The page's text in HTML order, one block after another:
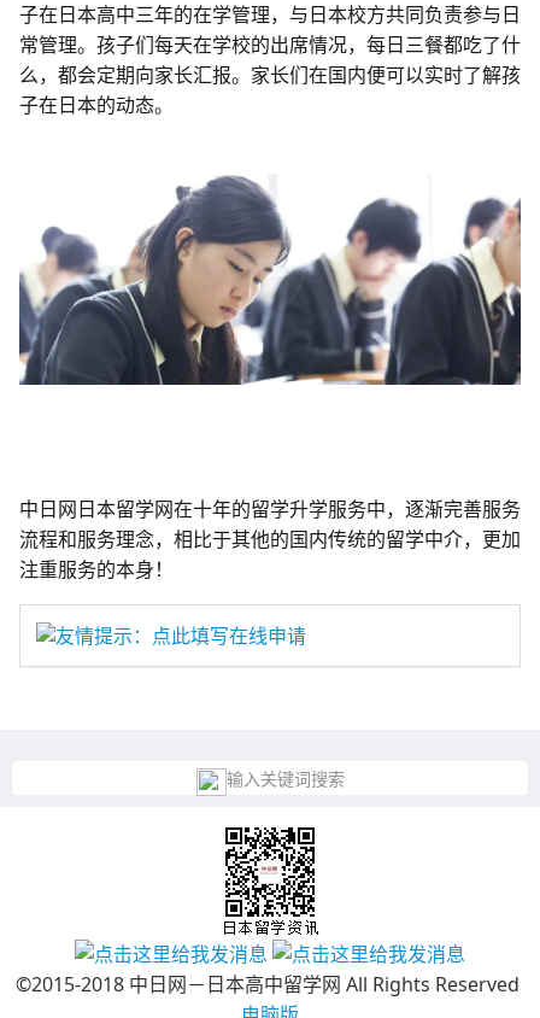
子在日本高中三年的在学管理，与日本校方共同负责参与日
常管理。孩子们每天在学校的出席情况，每日三餐都吃了什
么，都会定期向家长汇报。家长们在国内便可以实时了解孩
子在日本的动态。
中日网日本留学网在十年的留学升学服务中，逐渐完善服务
流程和服务理念，相比于其他的国内传统的留学中介，更加
注重服务的本身！
友情提示：点此填写在线申请
输入关键词搜索
©2015-2018 中日网－日本高中留学网 All Rights Reserved